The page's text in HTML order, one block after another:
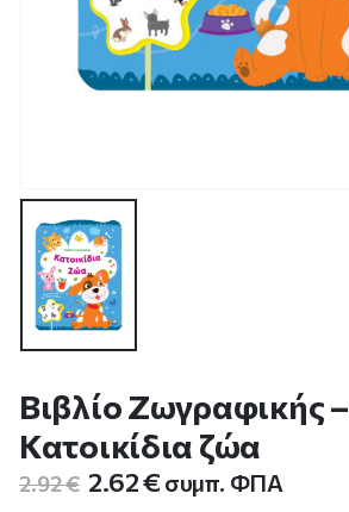
Βιβλίο Ζωγραφικής –
Κατοικίδια ζώα
2.92€ Original
2.62€Η
συμπ. ΦΠΑ